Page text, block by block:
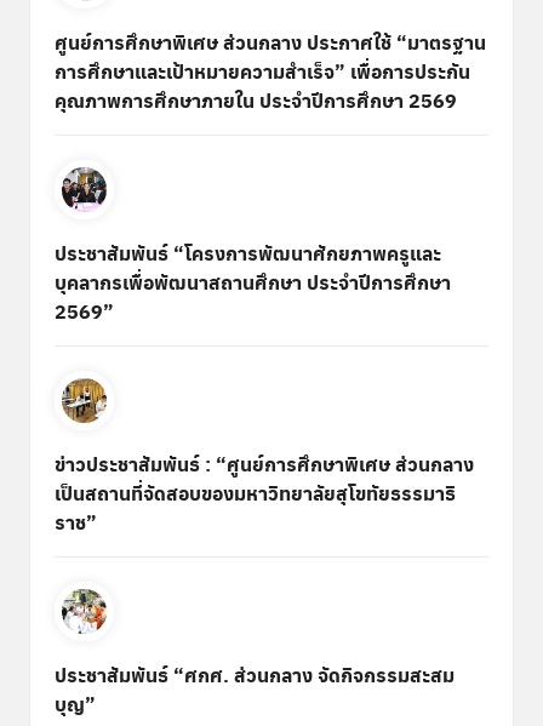
ศูนย์การศึกษาพิเศษ ส่วนกลาง ประกาศใช้ “มาตรฐาน
การศึกษาและเป้าหมายความสำเร็จ” เพื่อการประกัน
คุณภาพการศึกษาภายใน ประจำปีการศึกษา 2569
ประชาสัมพันธ์ “โครงการพัฒนาศักยภาพครูและ
บุคลากรเพื่อพัฒนาสถานศึกษา ประจำปีการศึกษา
2569”
ข่าวประชาสัมพันธ์ : “ศูนย์การศึกษาพิเศษ ส่วนกลาง
เป็นสถานที่จัดสอบของมหาวิทยาลัยสุโขทัยธรรมาธิ
ราช”
ประชาสัมพันธ์ “ศกศ. ส่วนกลาง จัดกิจกรรมสะสม
บุญ”